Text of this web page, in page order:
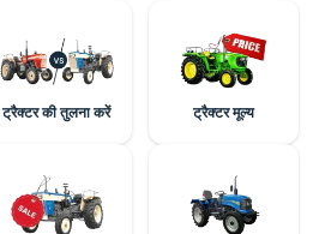
ट्रैक्टर की तुलना करें ट्रैक्टर मूल्य